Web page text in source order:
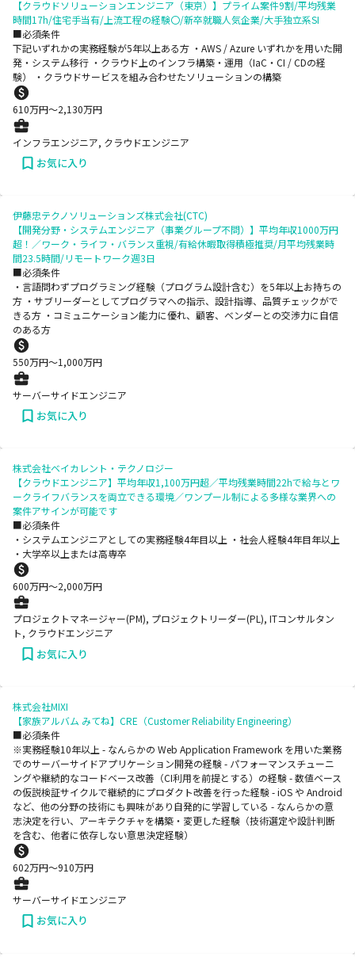
【クラウドソリューションエンジニア（東京）】プライム案件9割/平均残業
時間17h/住宅手当有/上流工程の経験〇/新卒就職人気企業/大手独立系SI
■必須条件
下記いずれかの実務経験が5年以上ある方 ・AWS / Azure いずれかを用いた開
発・システム移行 ・クラウド上のインフラ構築・運用（IaC・CI / CDの経
験） ・クラウドサービスを組み合わせたソリューションの構築
610万円〜2,130万円
インフラエンジニア, クラウドエンジニア
お気に入り
伊藤忠テクノソリューションズ株式会社(CTC)
【開発分野・システムエンジニア（事業グループ不問）】平均年収1000万円
超！／ワーク・ライフ・バランス重視/有給休暇取得積極推奨/月平均残業時
間23.5時間/リモートワーク週3日
■必須条件
・言語問わずプログラミング経験（プログラム設計含む）を5年以上お持ちの
方 ・サブリーダーとしてプログラマへの指示、設計指導、品質チェックがで
きる方 ・コミュニケーション能力に優れ、顧客、ベンダーとの交渉力に自信
のある方
550万円〜1,000万円
サーバーサイドエンジニア
お気に入り
株式会社ベイカレント・テクノロジー
【クラウドエンジニア】平均年収1,100万円超／平均残業時間22hで給与とワ
ークライフバランスを両立できる環境／ワンプール制による多様な業界への
案件アサインが可能です
■必須条件
・システムエンジニアとしての実務経験4年目以上 ・社会人経験4年目年以上
・大学卒以上または高専卒
600万円〜2,000万円
プロジェクトマネージャー(PM), プロジェクトリーダー(PL), ITコンサルタン
ト, クラウドエンジニア
お気に入り
株式会社MIXI
【家族アルバム みてね】CRE（Customer Reliability Engineering）
■必須条件
※実務経験10年以上 - なんらかの Web Application Framework を用いた業務
でのサーバーサイドアプリケーション開発の経験 - パフォーマンスチューニ
ングや継続的なコードベース改善（CI利用を前提とする）の経験 - 数値ベース
の仮説検証サイクルで継続的にプロダクト改善を行った経験 - iOS や Android
など、他の分野の技術にも興味があり自発的に学習している - なんらかの意
志決定を行い、アーキテクチャを構築・変更した経験（技術選定や設計判断
を含む、他者に依存しない意思決定経験）
602万円〜910万円
サーバーサイドエンジニア
お気に入り